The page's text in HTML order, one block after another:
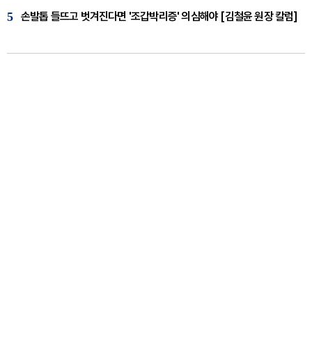
5 손발톱 들뜨고 벗겨진다면 '조갑박리증' 의심해야 [김철윤 원장 칼럼]